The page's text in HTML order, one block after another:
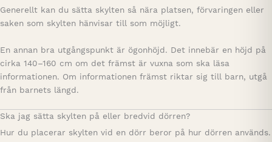
Generellt kan du sätta skylten så nära platsen, förvaringen eller
saken som skylten hänvisar till som möjligt.
En annan bra utgångspunkt är ögonhöjd. Det innebär en höjd på
cirka 140–160 cm om det främst är vuxna som ska läsa
informationen. Om informationen främst riktar sig till barn, utgå
från barnets längd.
Ska jag sätta skylten på eller bredvid dörren?
Hur du placerar skylten vid en dörr beror på hur dörren används.